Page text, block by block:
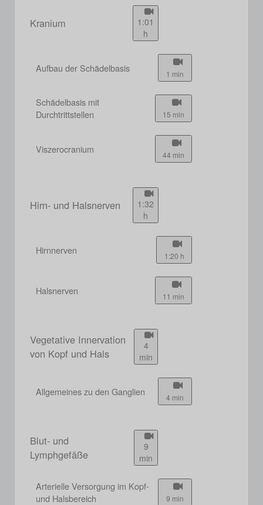
Kranium
1:01
h
Aufbau der Schädelbasis 1 min
Schädelbasis mit
Durchtrittstellen
15 min
Viszerocranium 44 min
Hirn- und Halsnerven
1:32
h
Hirnnerven 1:20 h
Halsnerven 11 min
Vegetative Innervation
von Kopf und Hals
4
min
Allgemeines zu den Ganglien 4 min
Blut- und
Lymphgefäße
9
min
Arterielle Versorgung im Kopf-
und Halsbereich
9 min